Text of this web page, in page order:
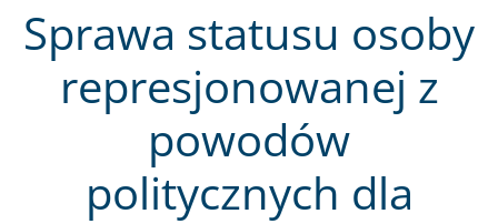
Sprawa statusu osoby
represjonowanej z
powodów
politycznych dla